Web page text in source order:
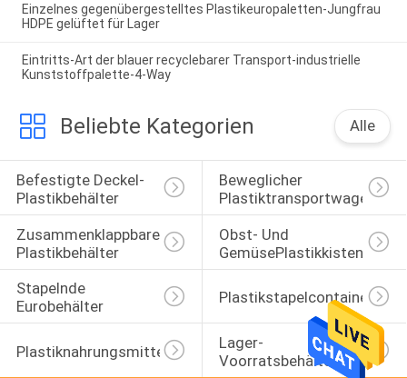
Einzelnes gegenübergestelltes Plastikeuropaletten-Jungfrau
HDPE gelüftet für Lager
Eintritts-Art der blauer recyclebarer Transport-industrielle
Kunststoffpalette-4-Way
Beliebte Kategorien Alle
Befestigte Deckel-
Plastikbehälter
Beweglicher
Plastiktransportwagen
Zusammenklappbare
Plastikbehälter
Obst- Und
GemüsePlastikkisten
Stapelnde
Eurobehälter
Plastikstapelcontainer
Plastiknahrungsmittelkisten
Lager-
Voorratsbehälter